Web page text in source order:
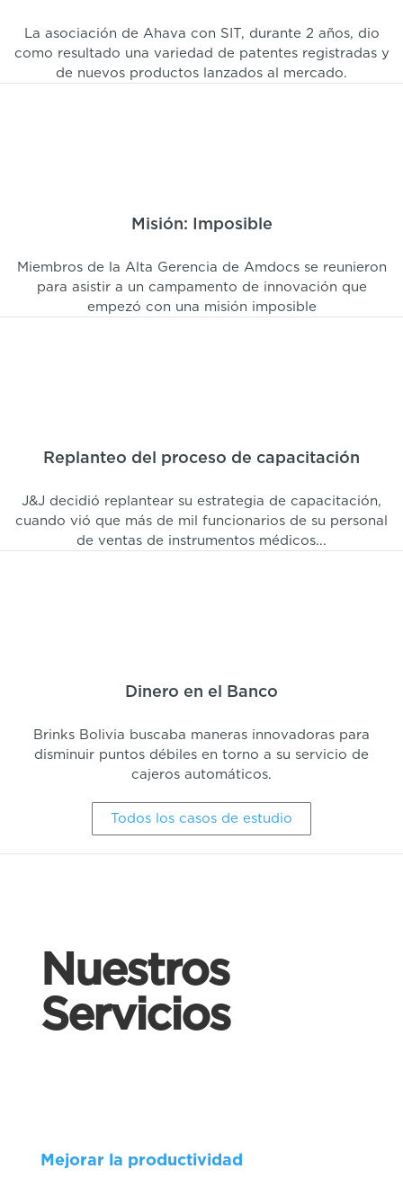
La asociación de Ahava con SIT, durante 2 años, dio
como resultado una variedad de patentes registradas y
de nuevos productos lanzados al mercado.
Misión: Imposible
Miembros de la Alta Gerencia de Amdocs se reunieron
para asistir a un campamento de innovación que
empezó con una misión imposible
Replanteo del proceso de capacitación
J&J decidió replantear su estrategia de capacitación,
cuando vió que más de mil funcionarios de su personal
de ventas de instrumentos médicos...
Dinero en el Banco
Brinks Bolivia buscaba maneras innovadoras para
disminuir puntos débiles en torno a su servicio de
cajeros automáticos.
Todos los casos de estudio
Nuestros
Servicios
Mejorar la productividad